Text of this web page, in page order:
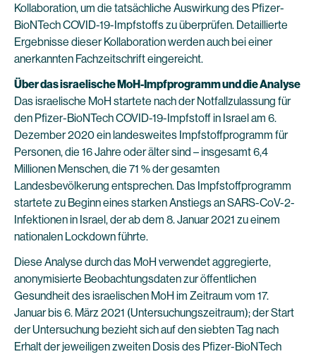
Kollaboration, um die tatsächliche Auswirkung des Pfizer-
BioNTech COVID-19-Impfstoffs zu überprüfen. Detaillierte
Ergebnisse dieser Kollaboration werden auch bei einer
anerkannten Fachzeitschrift eingereicht.
Über das israelische MoH-Impfprogramm und die Analyse
Das israelische MoH startete nach der Notfallzulassung für
den Pfizer-BioNTech COVID-19-Impfstoff in Israel am 6.
Dezember 2020 ein landesweites Impfstoffprogramm für
Personen, die 16 Jahre oder älter sind – insgesamt 6,4
Millionen Menschen, die 71 % der gesamten
Landesbevölkerung entsprechen. Das Impfstoffprogramm
startete zu Beginn eines starken Anstiegs an SARS-CoV-2-
Infektionen in Israel, der ab dem 8. Januar 2021 zu einem
nationalen Lockdown führte.
Diese Analyse durch das MoH verwendet aggregierte,
anonymisierte Beobachtungsdaten zur öffentlichen
Gesundheit des israelischen MoH im Zeitraum vom 17.
Januar bis 6. März 2021 (Untersuchungszeitraum); der Start
der Untersuchung bezieht sich auf den siebten Tag nach
Erhalt der jeweiligen zweiten Dosis des Pfizer-BioNTech